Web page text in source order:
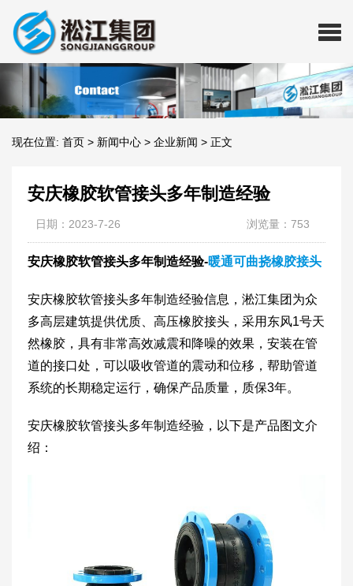
现在位置: 首页 > 新闻中心 > 企业新闻 > 正文
安庆橡胶软管接头多年制造经验
日期：2023-7-26 浏览量：753
安庆橡胶软管接头多年制造经验-暖通可曲挠橡胶接头
安庆橡胶软管接头多年制造经验信息，淞江集团为众
多高层建筑提供优质、高压橡胶接头，采用东风1号天
然橡胶，具有非常高效减震和降噪的效果，安装在管
道的接口处，可以吸收管道的震动和位移，帮助管道
系统的长期稳定运行，确保产品质量，质保3年。
安庆橡胶软管接头多年制造经验，以下是产品图文介
绍：